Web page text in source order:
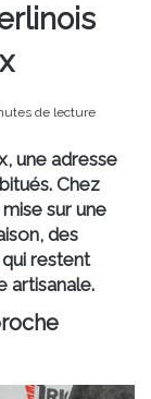
de lecture
une adresse
Chez
sur une
des
restent
artisanale.